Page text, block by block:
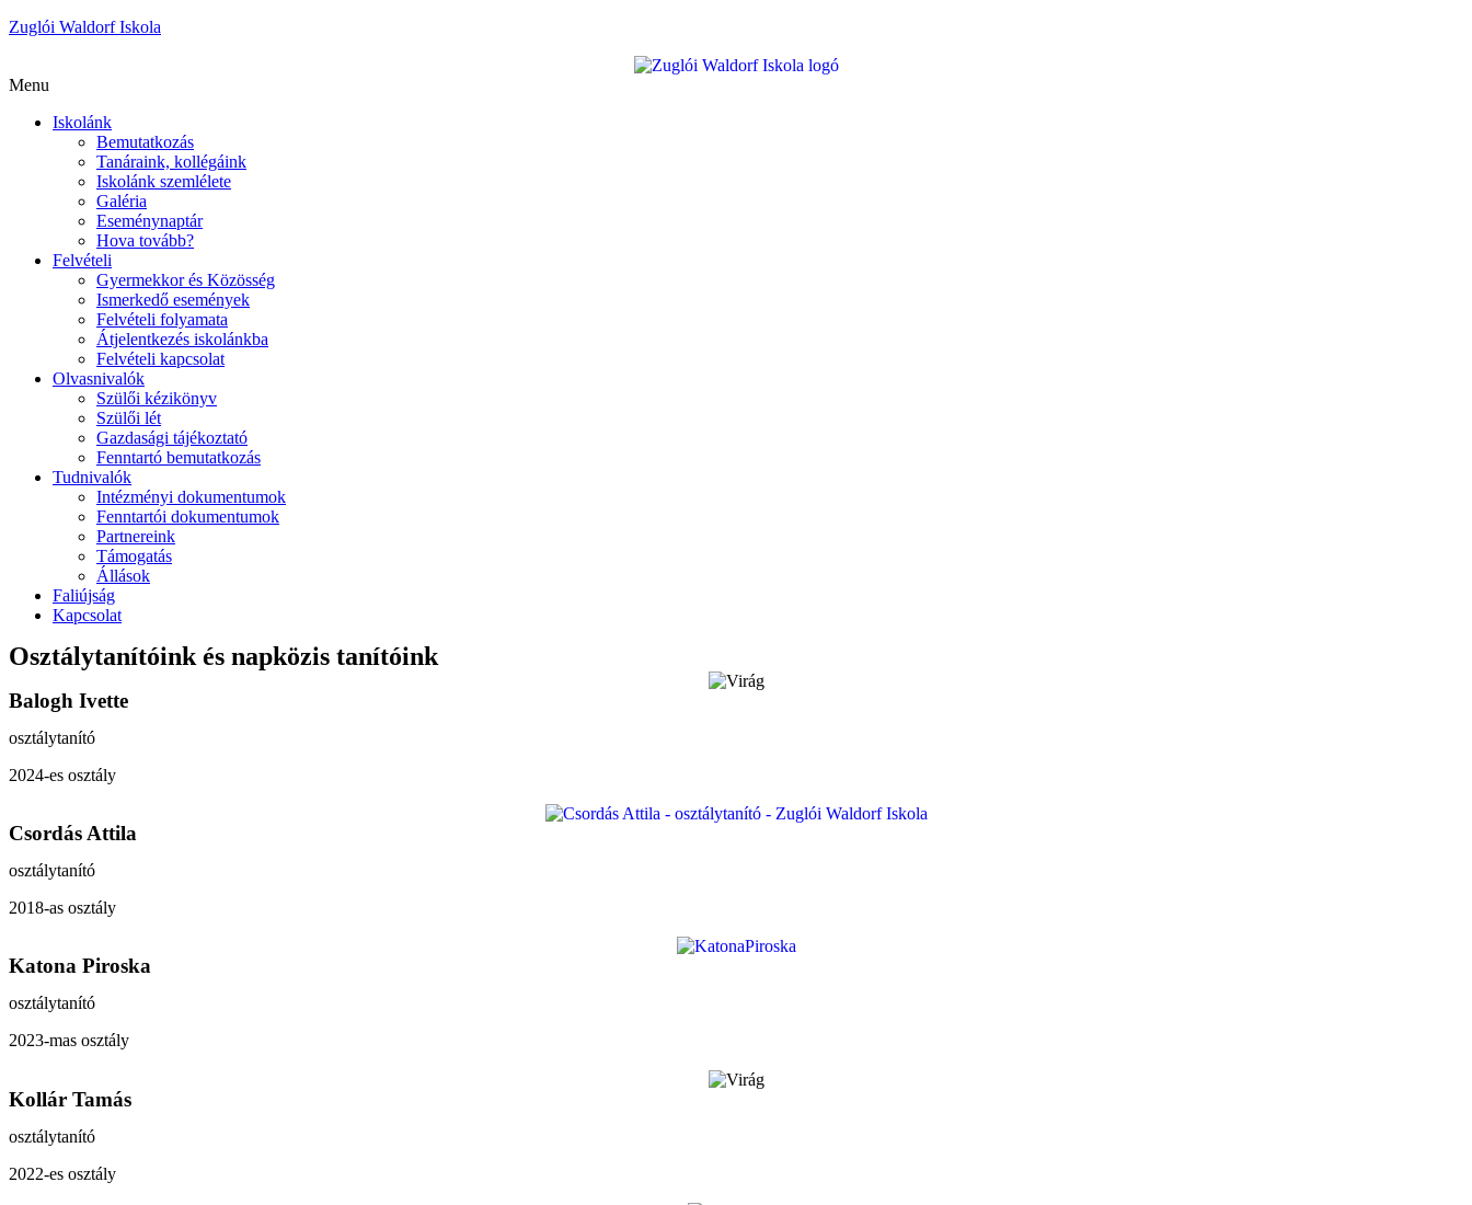
Zuglói Waldorf Iskola
Menu
Iskolánk
Bemutatkozás
Tanáraink, kollégáink
Iskolánk szemlélete
Galéria
Eseménynaptár
Hova tovább?
Felvételi
Gyermekkor és Közösség
Ismerkedő események
Felvételi folyamata
Átjelentkezés iskolánkba
Felvételi kapcsolat
Olvasnivalók
Szülői kézikönyv
Szülői lét
Gazdasági tájékoztató
Fenntartó bemutatkozás
Tudnivalók
Intézményi dokumentumok
Fenntartói dokumentumok
Partnereink
Támogatás
Állások
Faliújság
Kapcsolat
Osztálytanítóink és napközis tanítóink
Balogh Ivette
osztálytanító
2024-es osztály
Csordás Attila
osztálytanító
2018-as osztály
Katona Piroska
osztálytanító
2023-mas osztály
Kollár Tamás
osztálytanító
2022-es osztály